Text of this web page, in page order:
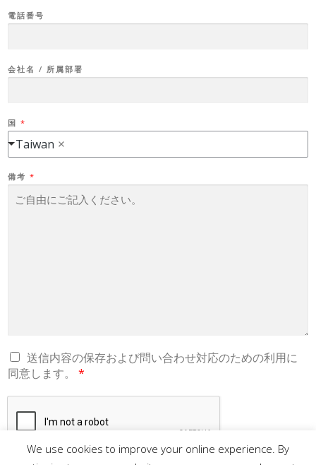
ー
ス
G
G
E
E
E
N
電話番号
会社名 / 所属部署
国 *
Taiwan
備考 *
G
D
P
A
E
送信内容の保存および問い合わせ対応のための利用に
同意します。 *
We use cookies to improve your online experience. By